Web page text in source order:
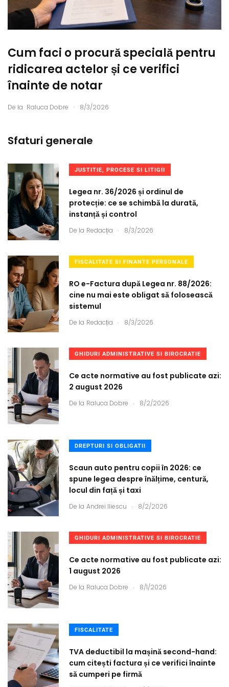
Cum faci o procură specială pentru
ridicarea actelor și ce verifici
înainte de notar
De la Raluca Dobre . 8/3/2026
Sfaturi generale
JUSTITIE, PROCESE SI LITIGII
Legea nr. 36/2026 și ordinul de
protecție: ce se schimbă la durată,
instanță și control
De la Redacția . 8/3/2026
FISCALITATE SI FINANTE PERSONALE
RO e-Factura după Legea nr. 88/2026:
cine nu mai este obligat să folosească
sistemul
De la Redacția . 8/3/2026
GHIDURI ADMINISTRATIVE SI BIROCRATIE
Ce acte normative au fost publicate azi:
2 august 2026
De la Raluca Dobre . 8/2/2026
DREPTURI SI OBLIGATII
Scaun auto pentru copii în 2026: ce
spune legea despre înălțime, centură,
locul din față și taxi
De la Andrei Iliescu . 8/2/2026
GHIDURI ADMINISTRATIVE SI BIROCRATIE
Ce acte normative au fost publicate azi:
1 august 2026
De la Raluca Dobre . 8/1/2026
FISCALITATE
TVA deductibil la mașină second-hand:
cum citești factura și ce verifici înainte
să cumperi pe firmă